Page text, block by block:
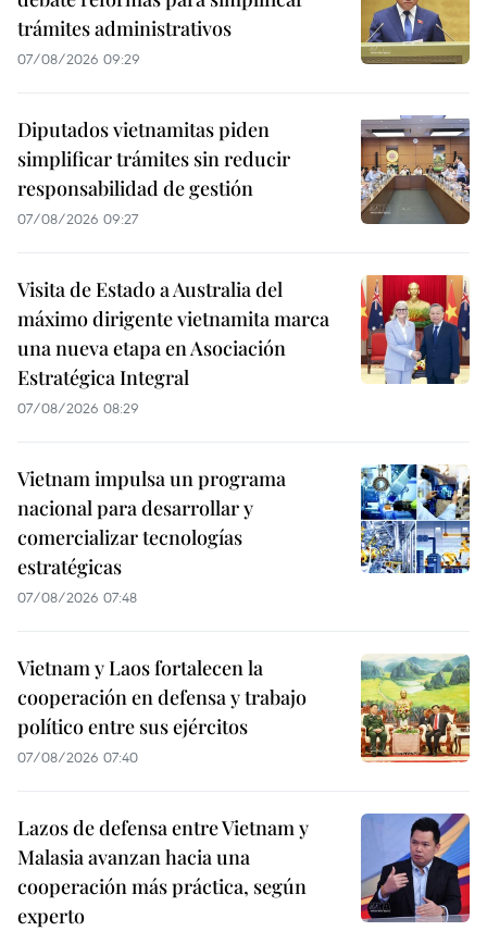
trámites administrativos
07/08/2026 09:29
Diputados vietnamitas piden
simplificar trámites sin reducir
responsabilidad de gestión
07/08/2026 09:27
Visita de Estado a Australia del
máximo dirigente vietnamita marca
una nueva etapa en Asociación
Estratégica Integral
07/08/2026 08:29
Vietnam impulsa un programa
nacional para desarrollar y
comercializar tecnologías
estratégicas
07/08/2026 07:48
Vietnam y Laos fortalecen la
cooperación en defensa y trabajo
político entre sus ejércitos
07/08/2026 07:40
Lazos de defensa entre Vietnam y
Malasia avanzan hacia una
cooperación más práctica, según
experto